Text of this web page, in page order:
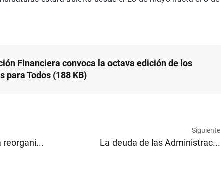
Financiera convoca la octava edición de los
para Todos (188 KB)
reorgani...
Siguiente
La deuda de las Administrac...